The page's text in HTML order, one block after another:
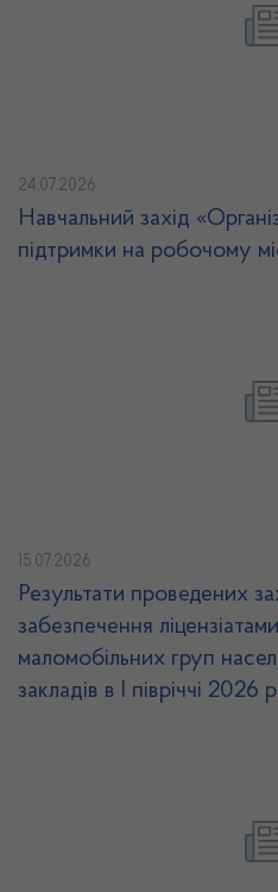
24.07.2026
Навчальний захід
підтримки на робочому
15.07.2026
Результати проведених
забезпечення
маломобільних груп
закладів в І півріччі 2026